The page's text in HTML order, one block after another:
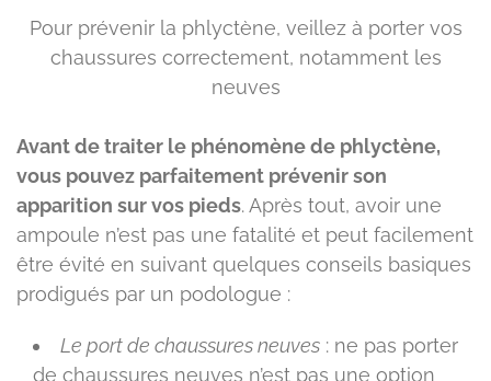
Pour prévenir la phlyctène, veillez à porter vos
chaussures correctement, notamment les
neuves
Avant de traiter le phénomène de phlyctène,
vous pouvez parfaitement prévenir son
apparition sur vos pieds. Après tout, avoir une
ampoule n’est pas une fatalité et peut facilement
être évité en suivant quelques conseils basiques
prodigués par un podologue :
Le port de chaussures neuves : ne pas porter
de chaussures neuves n’est pas une option